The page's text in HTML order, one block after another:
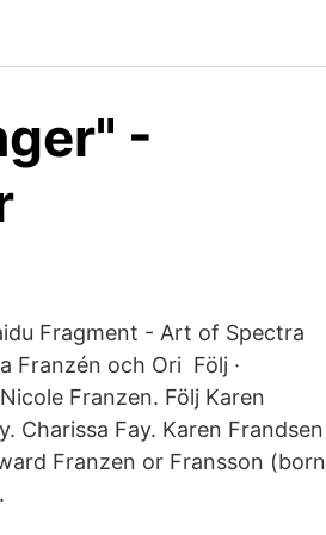
-
Fragment - Art of Spectra
Franzén och Ori​ Följ ·
Franzen. Följ Karen
Charissa Fay. Karen Frandsen
Franzen or Fransson (born